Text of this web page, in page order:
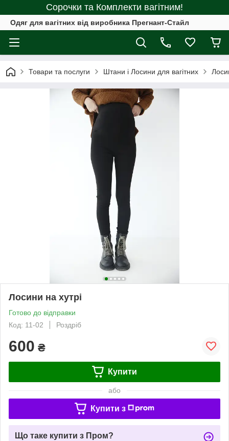
Сорочки та Комплекти вагітним!
Одяг для вагітних від виробника Прегнант-Стайл
Товари та послуги Штани і Лосини для вагітних
Лосини на хутрі
Готово до відправки
Код: 11-02
Роздріб
600 ₴
Купити
або
Купити з
Що таке купити з Пром?